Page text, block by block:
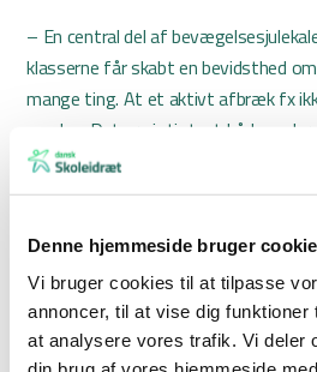
Denne hjemmeside bruger
Vi bruger cookies til at tilpasse
annoncer, til at vise dig
at analysere vores trafik. Vi deler
– En central del af
klasserne får skabt en bevidsthed
mange ting. At et aktivt afbræk fx
panden. Det er vigtigt, at både
bevidste om, at bevægelse kan
forskellige formål, siger Kira
Vigtigt for læringsparatheden
Bevægelsesjulekalenderen er digital
lærere/pædagoger, der har tilmeldt
skoledag tilsendt en mail med link til